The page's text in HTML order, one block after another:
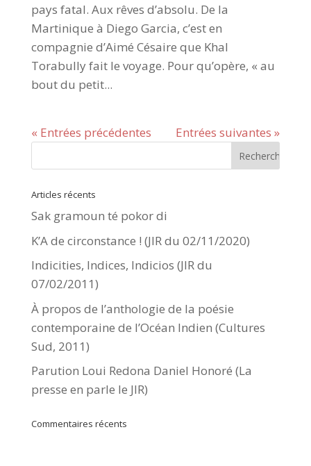
pays fatal. Aux rêves d’absolu. De la
Martinique à Diego Garcia, c’est en
compagnie d’Aimé Césaire que Khal
Torabully fait le voyage. Pour qu’opère, « au
bout du petit...
« Entrées précédentes Entrées suivantes »
Articles récents
Sak gramoun té pokor di
K’A de circonstance ! (JIR du 02/11/2020)
Indicities, Indices, Indicios (JIR du
07/02/2011)
À propos de l’anthologie de la poésie
contemporaine de l’Océan Indien (Cultures
Sud, 2011)
Parution Loui Redona Daniel Honoré (La
presse en parle le JIR)
Commentaires récents